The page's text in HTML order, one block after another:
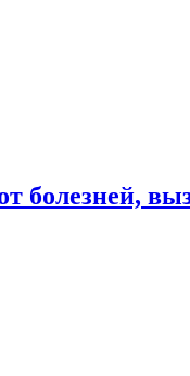
болезней,